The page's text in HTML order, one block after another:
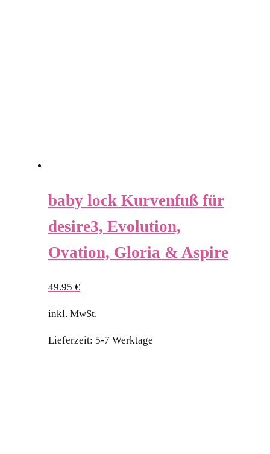
baby lock Kurvenfuß für
desire3, Evolution,
Ovation, Gloria & Aspire
49.95 €
inkl. MwSt.
Lieferzeit: 5-7 Werktage